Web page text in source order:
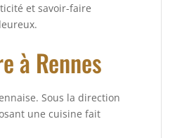
et savoir-faire
à Rennes
Sous la direction
une cuisine fait